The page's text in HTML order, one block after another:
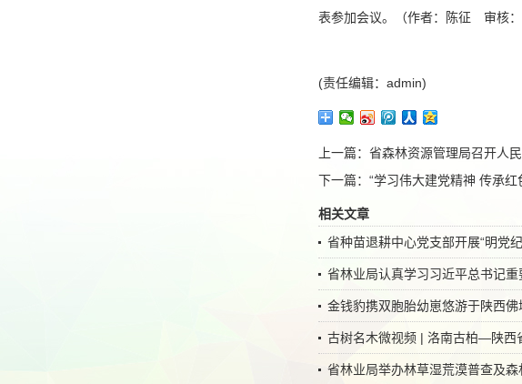
表参加会议。（作者：陈征 审核：
(责任编辑：admin)
上一篇： 省森林资源管理局召开人
下一篇： “学习伟大建党精神 传承
相关文章
省种苗退耕中心党支部开展“明党
省林业局认真学习习近平总书记重
金钱豹携双胞胎幼崽悠游于陕西佛
古树名木微视频 | 洛南古柏—陕西
省林业局举办林草湿荒漠普查及森